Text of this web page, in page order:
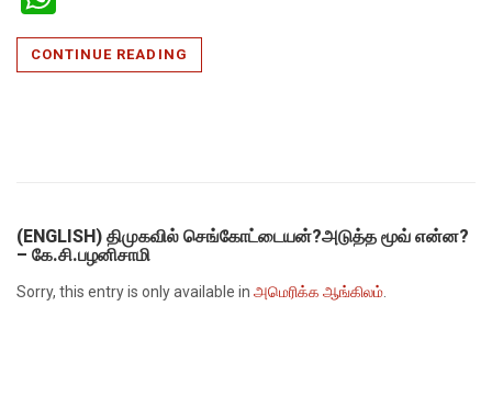
CONTINUE READING
(ENGLISH) திமுகவில் செங்கோட்டையன்?அடுத்த மூவ் என்ன?
– கே.சி.பழனிசாமி
Sorry, this entry is only available in அமெரிக்க ஆங்கிலம்